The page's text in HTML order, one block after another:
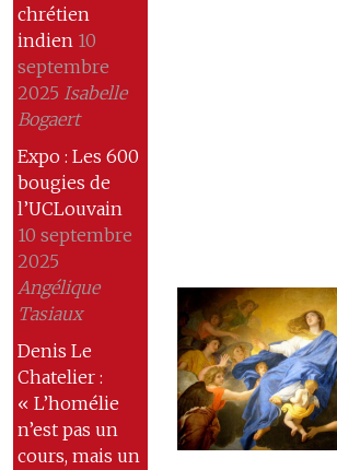
chrétien
indien 10
septembre
2025 Isabelle
Bogaert
Expo : Les 600
bougies de
l’UCLouvain
10 septembre
2025
Angélique
Tasiaux
Denis Le
Chatelier :
« L’homélie
n’est pas un
cours, mais un